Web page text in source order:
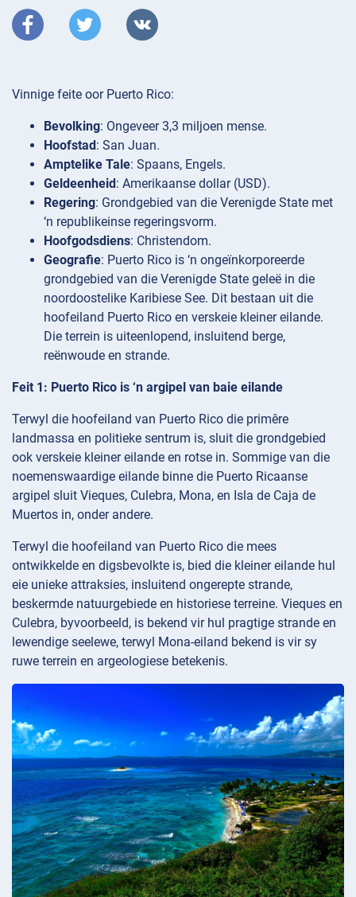
Vinnige feite oor Puerto Rico:
Bevolking: Ongeveer 3,3 miljoen mense.
Hoofstad: San Juan.
Amptelike Tale: Spaans, Engels.
Geldeenheid: Amerikaanse dollar (USD).
Regering: Grondgebied van die Verenigde State met
‘n republikeinse regeringsvorm.
Hoofgodsdiens: Christendom.
Geografie: Puerto Rico is ‘n ongeïnkorporeerde
grondgebied van die Verenigde State geleë in die
noordoostelike Karibiese See. Dit bestaan uit die
hoofeiland Puerto Rico en verskeie kleiner eilande.
Die terrein is uiteenlopend, insluitend berge,
reënwoude en strande.
Feit 1: Puerto Rico is ‘n argipel van baie eilande
Terwyl die hoofeiland van Puerto Rico die primêre
landmassa en politieke sentrum is, sluit die grondgebied
ook verskeie kleiner eilande en rotse in. Sommige van die
noemenswaardige eilande binne die Puerto Ricaanse
argipel sluit Vieques, Culebra, Mona, en Isla de Caja de
Muertos in, onder andere.
Terwyl die hoofeiland van Puerto Rico die mees
ontwikkelde en digsbevolkte is, bied die kleiner eilande hul
eie unieke attraksies, insluitend ongerepte strande,
beskermde natuurgebiede en historiese terreine. Vieques en
Culebra, byvoorbeeld, is bekend vir hul pragtige strande en
lewendige seelewe, terwyl Mona-eiland bekend is vir sy
ruwe terrein en argeologiese betekenis.